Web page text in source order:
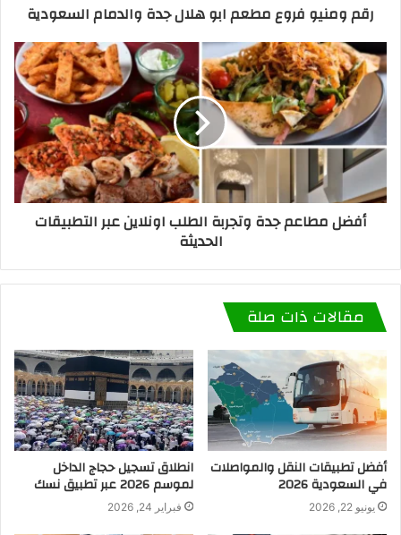
رقم ومنيو فروع مطعم ابو هلال جدة والدمام السعودية
أفضل مطاعم جدة وتجربة الطلب اونلاين عبر التطبيقات
الحديثة
مقالات ذات صلة
أفضل تطبيقات النقل والمواصلات
في السعودية 2026
يونيو 22, 2026
انطلاق تسجيل حجاج الداخل
لموسم 2026 عبر تطبيق نسك
فبراير 24, 2026